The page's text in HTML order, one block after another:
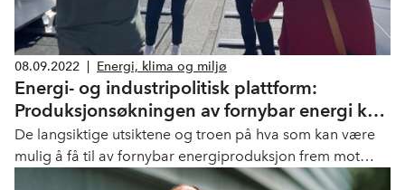
08.09.2022 Energi, klima og miljø
Energi- og industripolitisk plattform:
Produksjonsøkningen av fornybar energi kan
gå raskere enn vi trodde
De langsiktige utsiktene og troen på hva som kan være
mulig å få til av fornybar energiproduksjon frem mot
2030, har økt kraftig det siste året, viser LO og NHOs